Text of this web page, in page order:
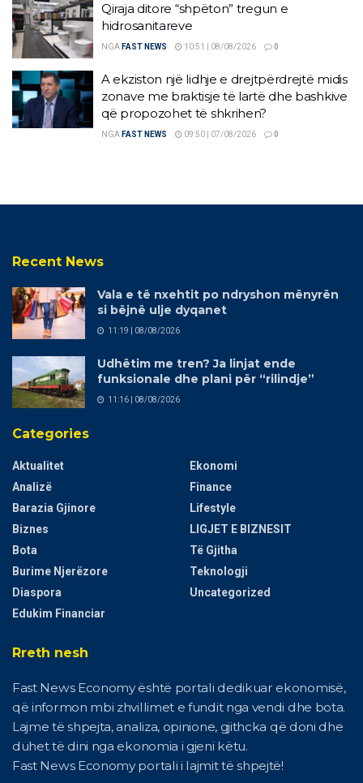
Qiraja ditore “shpëton” tregun e
hidrosanitareve
NGA FAST NEWS 10:51 | 08/08/2026 0
A ekziston një lidhje e drejtpërdrejtë midis
zonave me braktisje të lartë dhe bashkive
që propozohet të shkrihen?
NGA FAST NEWS 09:50 | 07/08/2026 0
Recent News
Vala e të nxehtit po ndryshon mënyrën
si bëjnë ulje dyqanet
11:19 | 08/08/2026
Udhëtim me tren? Ja linjat ende
funksionale dhe plani për “rilindje”
11:16 | 08/08/2026
Categories
Aktualitet
Analizë
Barazia Gjinore
Biznes
Bota
Burime Njerëzore
Diaspora
Edukim Financiar
Ekonomi
Finance
Lifestyle
LIGJET E BIZNESIT
Të Gjitha
Teknologji
Uncategorized
Rreth nesh
Fast News Economy është portali dedikuar ekonomisë,
që informon mbi zhvillimet e fundit nga vendi dhe bota.
Lajme të shpejta, analiza, opinione, gjithcka që doni dhe
duhet të dini nga ekonomia i gjeni këtu.
Fast News Economy portali i lajmit të shpejtë!